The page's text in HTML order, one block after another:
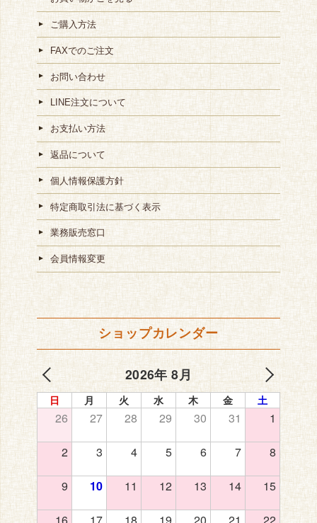
ご購入方法
FAXでのご注文
お問い合わせ
LINE注文について
お支払い方法
返品について
個人情報保護方針
特定商取引法に基づく表示
業務販売窓口
会員情報変更
ショップカレンダー
2026年 8月
日 月 火 水 木 金 土
26 27 28 29 30 31 1
2 3 4 5 6 7 8
9 10 11 12 13 14 15